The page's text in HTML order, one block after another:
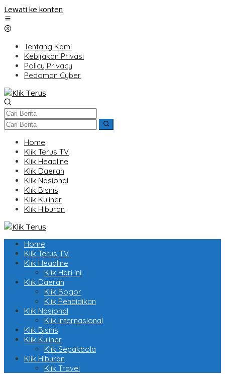
Lewati ke konten
Tentang Kami
Kebijakan Privasi
Policy Privacy
Pedoman Cyber
Home
Klik Terus TV
Klik Headline
Klik Daerah
Klik Nasional
Klik Bisnis
Klik Kuliner
Klik Hiburan
Home
Klik Terus TV
Klik Headline
Klik Hari ini
Klik Daerah
Klik Bogor
Klik Pendidikan
Klik Nasional
Klik Internasional
Klik Bisnis
Klik Kuliner
Klik Sepakbola
Klik Hiburan
Klik Travel